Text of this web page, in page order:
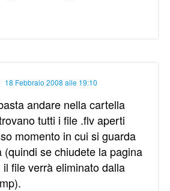
18 Febbraio 2008 alle 19:10
andare nella cartella
tutti i file .flv aperti
momento in cui si guarda
(quindi se chiudete la pagina
file verrà eliminato dalla